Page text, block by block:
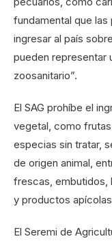
fundamental que
ingresar al país
pueden representar
zoosanitario”.
El SAG prohíbe el
vegetal, como
especias sin tratar,
de origen animal,
frescas, embutidos,
y productos
El Seremi de